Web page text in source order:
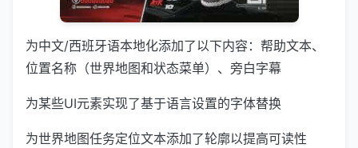
为中文/西班牙语本地化添加了以下内容：帮助文本、
位置名称（世界地图和状态菜单）、旁白字幕
为某些UI元素实现了基于语言设置的字体替换
为世界地图任务定位文本添加了轮廓以提高可读性